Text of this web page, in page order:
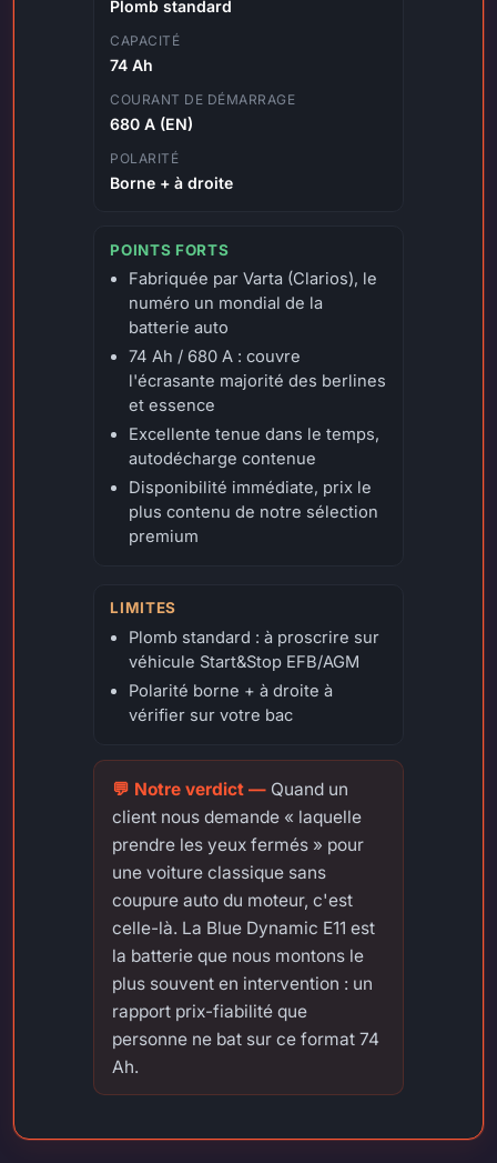
Plomb standard
CAPACITÉ
74 Ah
COURANT DE DÉMARRAGE
680 A (EN)
POLARITÉ
Borne + à droite
POINTS FORTS
Fabriquée par Varta (Clarios), le
numéro un mondial de la
batterie auto
74 Ah / 680 A : couvre
l'écrasante majorité des berlines
et essence
Excellente tenue dans le temps,
autodécharge contenue
Disponibilité immédiate, prix le
plus contenu de notre sélection
premium
LIMITES
Plomb standard : à proscrire sur
véhicule Start&Stop EFB/AGM
Polarité borne + à droite à
vérifier sur votre bac
Quand un
client nous demande « laquelle
prendre les yeux fermés » pour
une voiture classique sans
coupure auto du moteur, c'est
celle-là. La Blue Dynamic E11 est
la batterie que nous montons le
plus souvent en intervention : un
rapport prix-fiabilité que
personne ne bat sur ce format 74
Ah.